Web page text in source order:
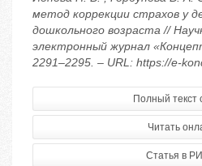
метод коррекции страхов у
дошкольного возраста //
электронный журнал
2291–2295. – URL: https://e-
Полный текст
Читать
Статья в